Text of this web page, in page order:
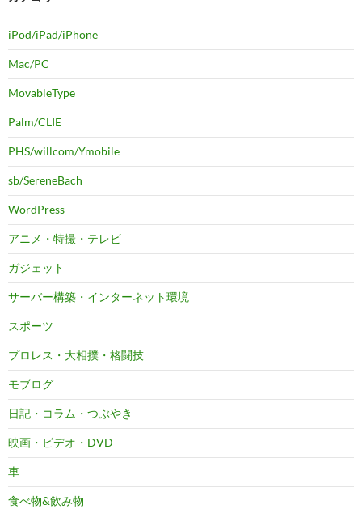
iPod/iPad/iPhone
Mac/PC
MovableType
Palm/CLIE
PHS/willcom/Ymobile
sb/SereneBach
WordPress
アニメ・特撮・テレビ
ガジェット
サーバー構築・インターネット環境
スポーツ
プロレス・大相撲・格闘技
モブログ
日記・コラム・つぶやき
映画・ビデオ・DVD
車
食べ物&飲み物